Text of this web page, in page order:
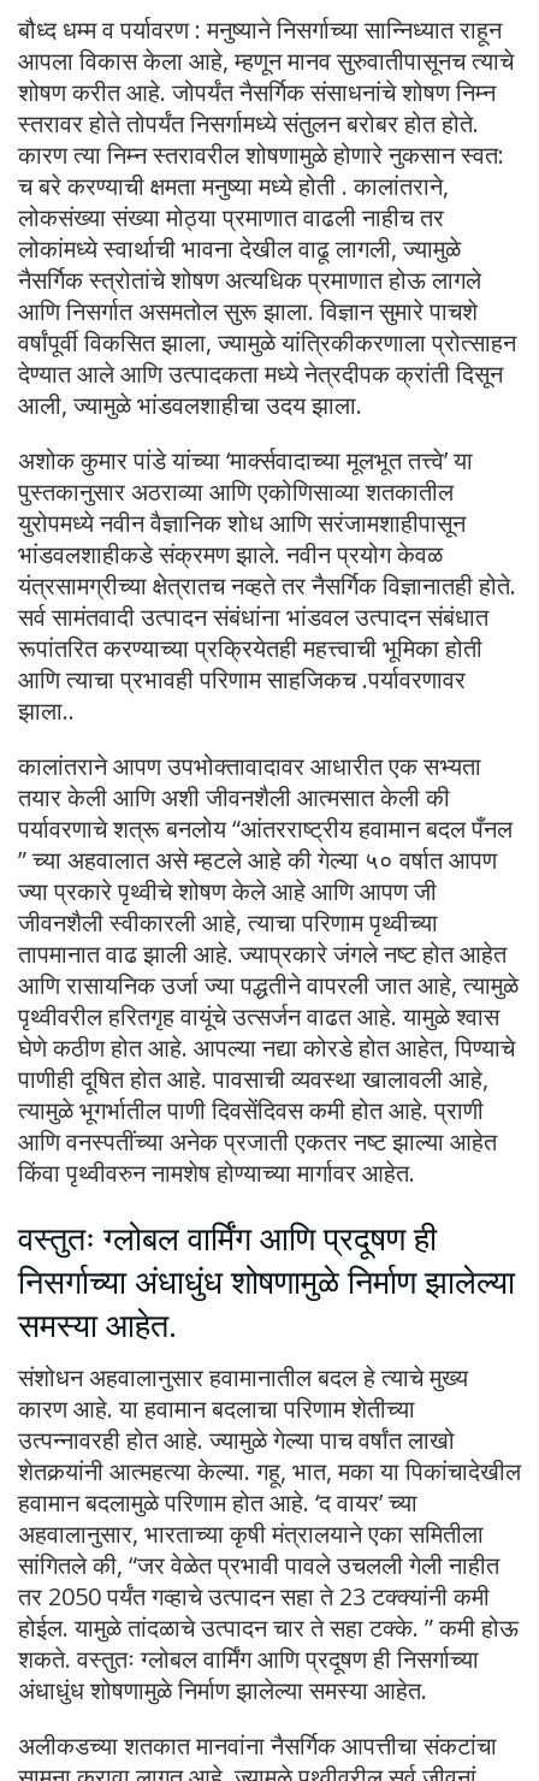
बौध्द धम्म व पर्यावरण : मनुष्याने निसर्गाच्या सान्निध्यात राहून
आपला विकास केला आहे, म्हणून मानव सुरुवातीपासूनच त्याचे
शोषण करीत आहे. जोपर्यंत नैसर्गिक संसाधनांचे शोषण निम्न
स्तरावर होते तोपर्यंत निसर्गामध्ये संतुलन बरोबर होत होते.
कारण त्या निम्न स्तरावरील शोषणामुळे होणारे नुकसान स्वत:
च बरे करण्याची क्षमता मनुष्या मध्ये होती . कालांतराने,
लोकसंख्या संख्या मोठ्या प्रमाणात वाढली नाहीच तर
लोकांमध्ये स्वार्थाची भावना देखील वाढू लागली, ज्यामुळे
नैसर्गिक स्त्रोतांचे शोषण अत्यधिक प्रमाणात होऊ लागले
आणि निसर्गात असमतोल सुरू झाला. विज्ञान सुमारे पाचशे
वर्षांपूर्वी विकसित झाला, ज्यामुळे यांत्रिकीकरणाला प्रोत्साहन
देण्यात आले आणि उत्पादकता मध्ये नेत्रदीपक क्रांती दिसून
आली, ज्यामुळे भांडवलशाहीचा उदय झाला.
अशोक कुमार पांडे यांच्या ‘मार्क्सवादाच्या मूलभूत तत्त्वे’ या
पुस्तकानुसार अठराव्या आणि एकोणिसाव्या शतकातील
युरोपमध्ये नवीन वैज्ञानिक शोध आणि सरंजामशाहीपासून
भांडवलशाहीकडे संक्रमण झाले. नवीन प्रयोग केवळ
यंत्रसामग्रीच्या क्षेत्रातच नव्हते तर नैसर्गिक विज्ञानातही होते.
सर्व सामंतवादी उत्पादन संबंधांना भांडवल उत्पादन संबंधात
रूपांतरित करण्याच्या प्रक्रियेतही महत्त्वाची भूमिका होती
आणि त्याचा प्रभावही परिणाम साहजिकच .पर्यावरणावर
झाला..
कालांतराने आपण उपभोक्तावादावर आधारीत एक सभ्यता
तयार केली आणि अशी जीवनशैली आत्मसात केली की
पर्यावरणाचे शत्रू बनलोय “आंतरराष्ट्रीय हवामान बदल पँनल
” च्या अहवालात असे म्हटले आहे की गेल्या ५० वर्षात आपण
ज्या प्रकारे पृथ्वीचे शोषण केले आहे आणि आपण जी
जीवनशैली स्वीकारली आहे, त्याचा परिणाम पृथ्वीच्या
तापमानात वाढ झाली आहे. ज्याप्रकारे जंगले नष्ट होत आहेत
आणि रासायनिक उर्जा ज्या पद्धतीने वापरली जात आहे, त्यामुळे
पृथ्वीवरील हरितगृह वायूंचे उत्सर्जन वाढत आहे. यामुळे श्वास
घेणे कठीण होत आहे. आपल्या नद्या कोरडे होत आहेत, पिण्याचे
पाणीही दूषित होत आहे. पावसाची व्यवस्था खालावली आहे,
त्यामुळे भूगर्भातील पाणी दिवसेंदिवस कमी होत आहे. प्राणी
आणि वनस्पतींच्या अनेक प्रजाती एकतर नष्ट झाल्या आहेत
किंवा पृथ्वीवरुन नामशेष होण्याच्या मार्गावर आहेत.
वस्तुतः ग्लोबल वार्मिंग आणि प्रदूषण ही
निसर्गाच्या अंधाधुंध शोषणामुळे निर्माण झालेल्या
समस्या आहेत.
संशोधन अहवालानुसार हवामानातील बदल हे त्याचे मुख्य
कारण आहे. या हवामान बदलाचा परिणाम शेतीच्या
उत्पन्नावरही होत आहे. ज्यामुळे गेल्या पाच वर्षांत लाखो
शेतकर्‍यांनी आत्महत्या केल्या. गहू, भात, मका या पिकांचादेखील
हवामान बदलामुळे परिणाम होत आहे. ‘द वायर’ च्या
अहवालानुसार, भारताच्या कृषी मंत्रालयाने एका समितीला
सांगितले की, “जर वेळेत प्रभावी पावले उचलली गेली नाहीत
तर 2050 पर्यंत गव्हाचे उत्पादन सहा ते 23 टक्क्यांनी कमी
होईल. यामुळे तांदळाचे उत्पादन चार ते सहा टक्के. ” कमी होऊ
शकते. वस्तुतः ग्लोबल वार्मिंग आणि प्रदूषण ही निसर्गाच्या
अंधाधुंध शोषणामुळे निर्माण झालेल्या समस्या आहेत.
अलीकडच्या शतकात मानवांना नैसर्गिक आपत्तीचा संकटांचा